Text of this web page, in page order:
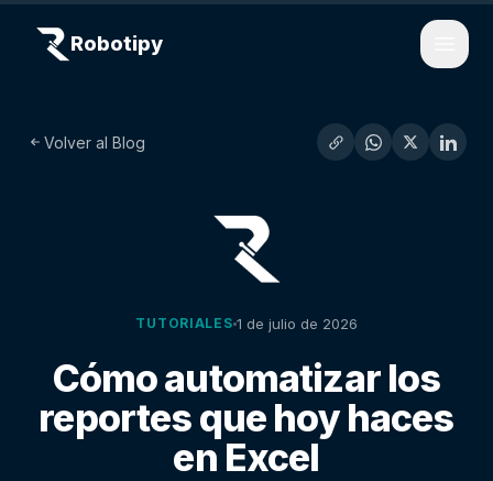
Robotipy
Volver al Blog
TUTORIALES 1 de julio de 2026
Cómo automatizar los
reportes que hoy haces
en Excel